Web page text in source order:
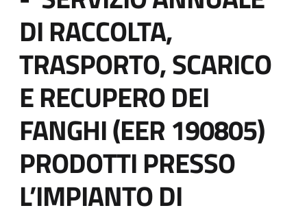
block-
italiagov-
page-
title
DI RACCOLTA,
TRASPORTO, SCARICO
E RECUPERO DEI
FANGHI (EER 190805)
PRODOTTI PRESSO
L’IMPIANTO DI